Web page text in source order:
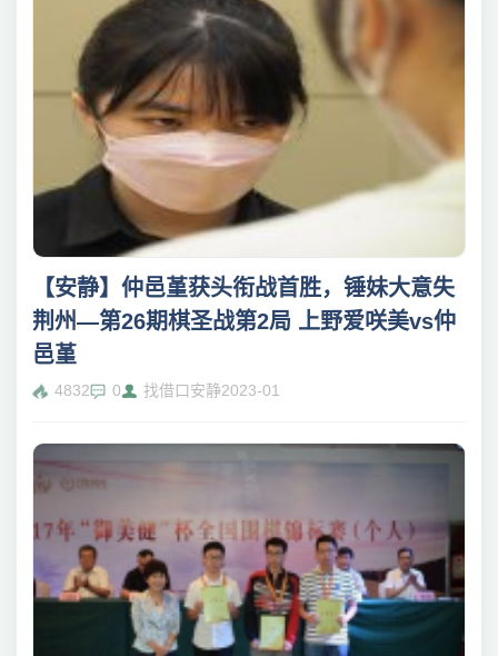
【安静】仲邑堇获头衔战首胜，锤妹大意失
荆州—第26期棋圣战第2局 上野爱咲美vs仲
邑堇
4832 0 找借口安静2023-01